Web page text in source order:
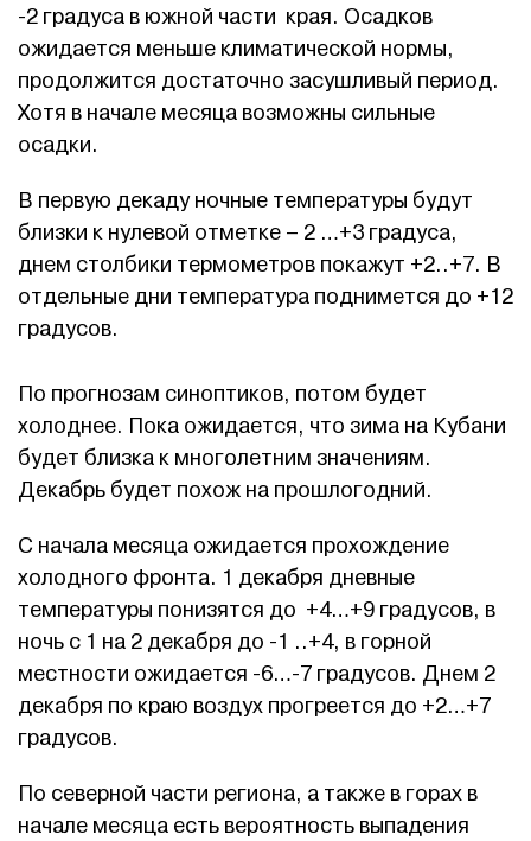
-2 градуса в южной части края. Осадков
ожидается меньше климатической нормы,
продолжится достаточно засушливый период.
Хотя в начале месяца возможны сильные
осадки.
В первую декаду ночные температуры будут
близки к нулевой отметке – 2 …+3 градуса,
днем столбики термометров покажут +2..+7. В
отдельные дни температура поднимется до +12
градусов.
По прогнозам синоптиков, потом будет
холоднее. Пока ожидается, что зима на Кубани
будет близка к многолетним значениям.
Декабрь будет похож на прошлогодний.
С начала месяца ожидается прохождение
холодного фронта. 1 декабря дневные
температуры понизятся до +4…+9 градусов, в
ночь с 1 на 2 декабря до -1 ..+4, в горной
местности ожидается -6…-7 градусов. Днем 2
декабря по краю воздух прогреется до +2…+7
градусов.
По северной части региона, а также в горах в
начале месяца есть вероятность выпадения